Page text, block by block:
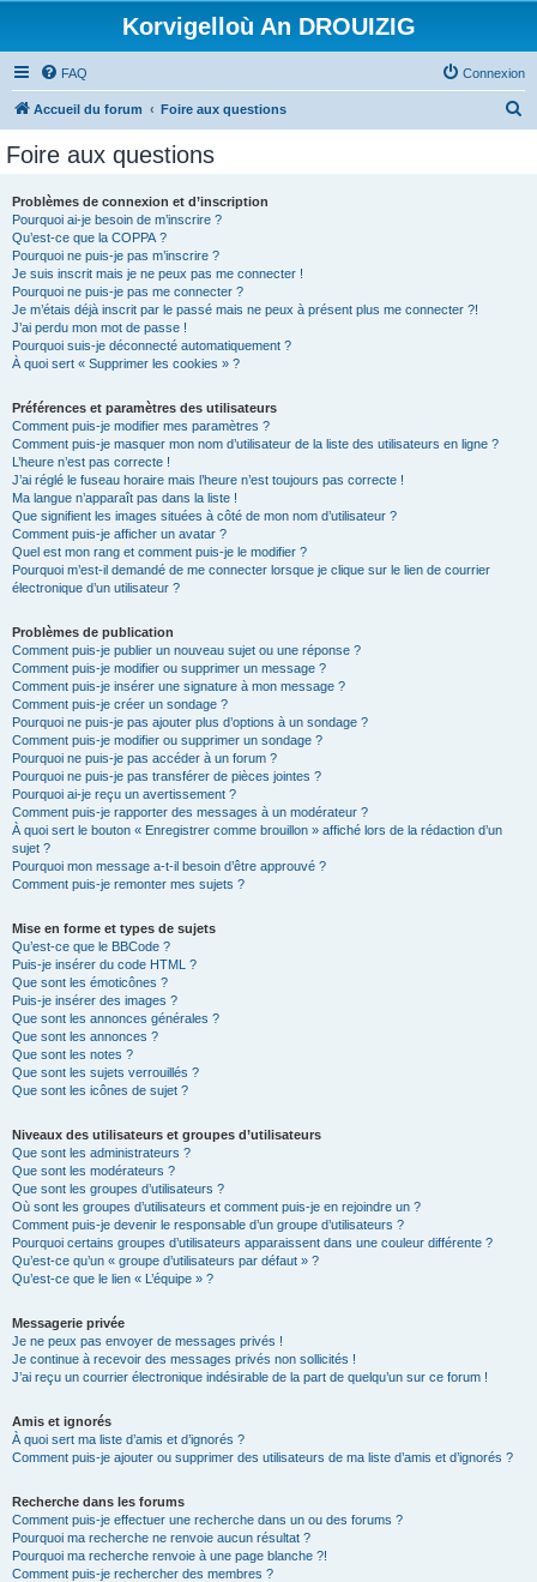
Korvigelloù An DROUIZIG
FAQ Connexion
Accueil du forum Foire aux questions
Foire aux questions
Problèmes de connexion et d’inscription
Pourquoi ai-je besoin de m’inscrire ?
Qu’est-ce que la COPPA ?
Pourquoi ne puis-je pas m’inscrire ?
Je suis inscrit mais je ne peux pas me connecter !
Pourquoi ne puis-je pas me connecter ?
Je m’étais déjà inscrit par le passé mais ne peux à présent plus me connecter ?!
J’ai perdu mon mot de passe !
Pourquoi suis-je déconnecté automatiquement ?
À quoi sert « Supprimer les cookies » ?
Préférences et paramètres des utilisateurs
Comment puis-je modifier mes paramètres ?
Comment puis-je masquer mon nom d’utilisateur de la liste des utilisateurs en ligne ?
L’heure n’est pas correcte !
J’ai réglé le fuseau horaire mais l’heure n’est toujours pas correcte !
Ma langue n’apparaît pas dans la liste !
Que signifient les images situées à côté de mon nom d’utilisateur ?
Comment puis-je afficher un avatar ?
Quel est mon rang et comment puis-je le modifier ?
Pourquoi m’est-il demandé de me connecter lorsque je clique sur le lien de courrier
électronique d’un utilisateur ?
Problèmes de publication
Comment puis-je publier un nouveau sujet ou une réponse ?
Comment puis-je modifier ou supprimer un message ?
Comment puis-je insérer une signature à mon message ?
Comment puis-je créer un sondage ?
Pourquoi ne puis-je pas ajouter plus d’options à un sondage ?
Comment puis-je modifier ou supprimer un sondage ?
Pourquoi ne puis-je pas accéder à un forum ?
Pourquoi ne puis-je pas transférer de pièces jointes ?
Pourquoi ai-je reçu un avertissement ?
Comment puis-je rapporter des messages à un modérateur ?
À quoi sert le bouton « Enregistrer comme brouillon » affiché lors de la rédaction d’un
sujet ?
Pourquoi mon message a-t-il besoin d’être approuvé ?
Comment puis-je remonter mes sujets ?
Mise en forme et types de sujets
Qu’est-ce que le BBCode ?
Puis-je insérer du code HTML ?
Que sont les émoticônes ?
Puis-je insérer des images ?
Que sont les annonces générales ?
Que sont les annonces ?
Que sont les notes ?
Que sont les sujets verrouillés ?
Que sont les icônes de sujet ?
Niveaux des utilisateurs et groupes d’utilisateurs
Que sont les administrateurs ?
Que sont les modérateurs ?
Que sont les groupes d’utilisateurs ?
Où sont les groupes d’utilisateurs et comment puis-je en rejoindre un ?
Comment puis-je devenir le responsable d’un groupe d’utilisateurs ?
Pourquoi certains groupes d’utilisateurs apparaissent dans une couleur différente ?
Qu’est-ce qu’un « groupe d’utilisateurs par défaut » ?
Qu’est-ce que le lien « L’équipe » ?
Messagerie privée
Je ne peux pas envoyer de messages privés !
Je continue à recevoir des messages privés non sollicités !
J’ai reçu un courrier électronique indésirable de la part de quelqu’un sur ce forum !
Amis et ignorés
À quoi sert ma liste d’amis et d’ignorés ?
Comment puis-je ajouter ou supprimer des utilisateurs de ma liste d’amis et d’ignorés ?
Recherche dans les forums
Comment puis-je effectuer une recherche dans un ou des forums ?
Pourquoi ma recherche ne renvoie aucun résultat ?
Pourquoi ma recherche renvoie à une page blanche ?!
Comment puis-je rechercher des membres ?